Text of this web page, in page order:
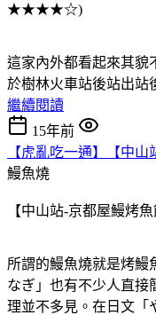
★★★★☆)
這家內外都看起來其貌
於樹林火車站後站出站
繼續閱讀
15年前
【虎亂吃一通】【中
鰻魚燒
【中山站-京都屋鰻
所謂的鰻魚燒就是烤鰻
なぎ」也有不少人直接
理並不多見。在日文「